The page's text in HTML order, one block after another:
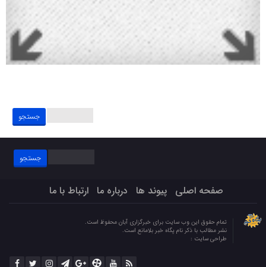
جستجو
برای:
جستجو
برای:
صفحه اصلی پیوند ها درباره ما ارتباط با ما
تمام حقوق این وب سایت برای خبرگزاری آبان محفوظ است.
نشر مطالب با ذکر نام پگاه خبر بلامانع است.
طراحی سایت :